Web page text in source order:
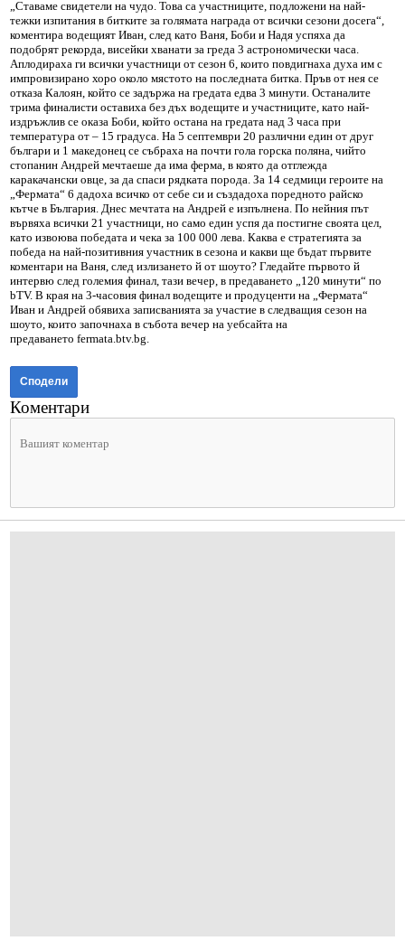
„Ставаме свидетели на чудо. Това са участниците, подложени на най-
тежки изпитания в битките за голямата награда от всички сезони досега“,
коментира водещият Иван, след като Ваня, Боби и Надя успяха да
подобрят рекорда, висейки хванати за греда 3 астрономически часа.
Аплодираха ги всички участници от сезон 6, които повдигнаха духа им с
импровизирано хоро около мястото на последната битка. Пръв от нея се
отказа Калоян, който се задържа на гредата едва 3 минути. Останалите
трима финалисти оставиха без дъх водещите и участниците, като най-
издръжлив се оказа Боби, който остана на гредата над 3 часа при
температура от – 15 градуса. На 5 септември 20 различни един от друг
българи и 1 македонец се събраха на почти гола горска поляна, чийто
стопанин Андрей мечтаеше да има ферма, в която да отглежда
каракачански овце, за да спаси рядката порода. За 14 седмици героите на
„Фермата“ 6 дадоха всичко от себе си и създадоха поредното райско
кътче в България. Днес мечтата на Андрей е изпълнена. По нейния път
вървяха всички 21 участници, но само един успя да постигне своята цел,
като извоюва победата и чека за 100 000 лева. Каква е стратегията за
победа на най-позитивния участник в сезона и какви ще бъдат първите
коментари на Ваня, след излизането й от шоуто? Гледайте първото й
интервю след големия финал, тази вечер, в предаването „120 минути“ по
bTV. В края на 3-часовия финал водещите и продуценти на „Фермата“
Иван и Андрей обявиха записванията за участие в следващия сезон на
шоуто, които започнаха в събота вечер на уебсайта на
предаването fermata.btv.bg.
Сподели
Коментари